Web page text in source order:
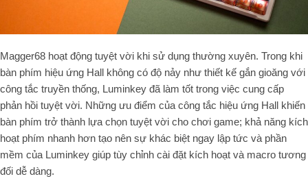
Magger68 hoạt động tuyệt vời khi sử dụng thường xuyên. Trong khi
bàn phím hiệu ứng Hall không có độ nảy như thiết kế gắn gioăng với
công tắc truyền thống, Luminkey đã làm tốt trong việc cung cấp
phản hồi tuyệt vời. Những ưu điểm của công tắc hiệu ứng Hall khiến
bàn phím trở thành lựa chọn tuyệt vời cho chơi game; khả năng kích
hoạt phím nhanh hơn tạo nên sự khác biệt ngay lập tức và phần
mềm của Luminkey giúp tùy chỉnh cài đặt kích hoạt và macro tương
đối dễ dàng.